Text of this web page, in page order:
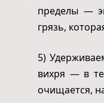
пределы —
грязь,
5)
вихря — в
очищается,